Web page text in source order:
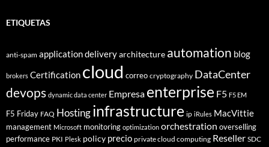
ETIQUETAS
anti-spam application deliveryarchitecture automation blog
brokers Certification cloud correo cryptography DataCenter
devops dynamic data center Empresa enterprise F5 F5 EM
F5 Friday FAQ Hostinginfrastructure ip iRules MacVittie
management Microsoft monitoring optimization orchestration overselling
performance PKI Plesk policy precio private cloud computing Reseller SDC